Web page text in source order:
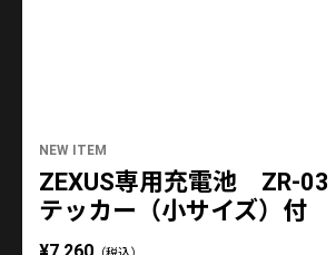
NEW ITEM
ZEXUS専用充電池 ZR-03
テッカー（小サイズ）付